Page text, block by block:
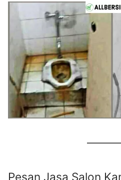
Pesan Jasa Salon